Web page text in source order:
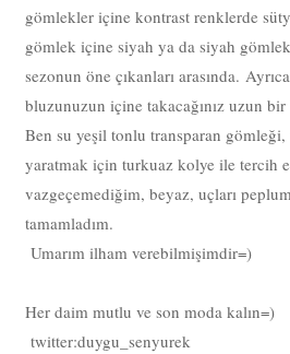
gömlekler içine kontrast renklerde
gömlek içine siyah ya da siyah
sezonun öne çıkanları arasında.
bluzunuzun içine takacağınız uzun
Ben su yeşil tonlu transparan
yaratmak için turkuaz kolye ile tercih
vazgeçemediğim, beyaz, uçları
tamamladım.
Umarım ilham verebilmişimdir=)
Her daim mutlu ve son moda kalın=)
twitter:duygu_senyurek